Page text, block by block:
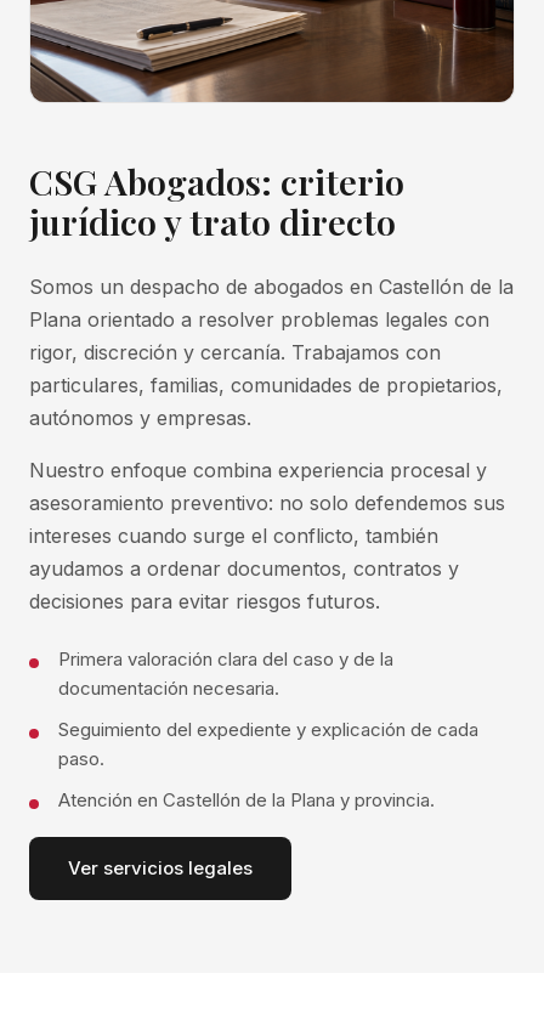
CSG Abogados: criterio
jurídico y trato directo
Somos un despacho de abogados en Castellón de la
Plana orientado a resolver problemas legales con
rigor, discreción y cercanía. Trabajamos con
particulares, familias, comunidades de propietarios,
autónomos y empresas.
Nuestro enfoque combina experiencia procesal y
asesoramiento preventivo: no solo defendemos sus
intereses cuando surge el conflicto, también
ayudamos a ordenar documentos, contratos y
decisiones para evitar riesgos futuros.
Primera valoración clara del caso y de la
documentación necesaria.
Seguimiento del expediente y explicación de cada
paso.
Atención en Castellón de la Plana y provincia.
Ver servicios legales